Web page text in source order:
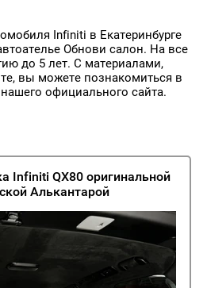
Infiniti в Екатеринбурге
Обнови салон. На все
до 5 лет. С материалами,
вы можете познакомиться в
официального сайта.
Infiniti QX80 оригинальной
Алькантарой